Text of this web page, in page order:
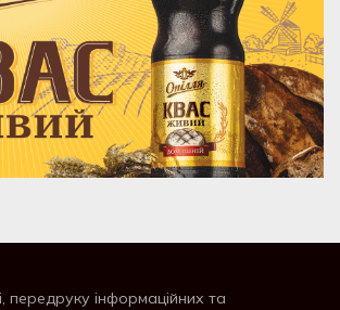
передруку інформаційних та